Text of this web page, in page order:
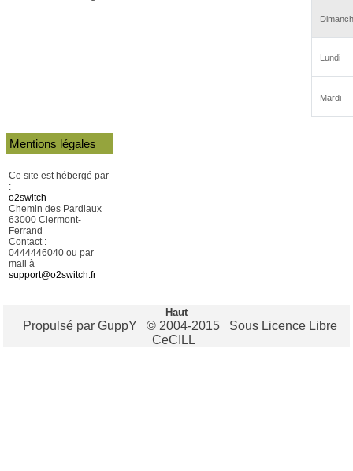
Mentions légales
Ce site est hébergé par
:
o2switch
Chemin des Pardiaux
63000 Clermont-
Ferrand
Contact :
0444446040 ou par
mail à
support@o2switch.fr
Haut
Propulsé par GuppY © 2004-2015 Sous Licence Libre
CeCILL